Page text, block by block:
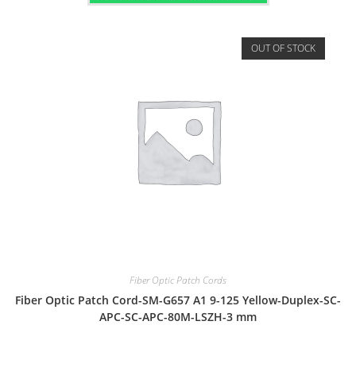
OUT OF STOCK
Fiber Optic Patch Cords
Fiber Optic Patch Cord-SM-G657 A1 9-125 Yellow-Duplex-SC-
APC-SC-APC-80M-LSZH-3 mm